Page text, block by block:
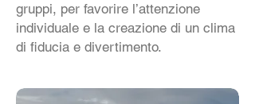
gruppi, per favorire l’attenzione
individuale e la creazione di un clima
di fiducia e divertimento.